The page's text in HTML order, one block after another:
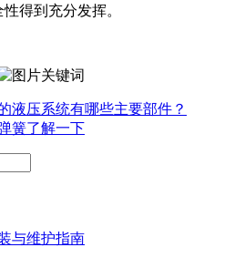
得到充分发挥。
液压系统有哪些主要部件？
簧了解一下